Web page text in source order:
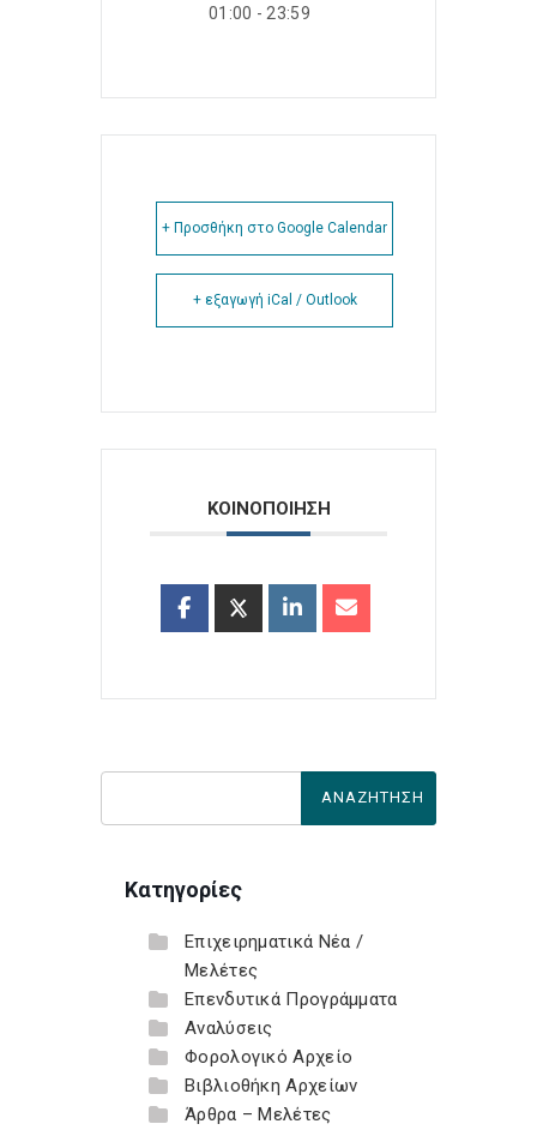
01:00 - 23:59
+ Προσθήκη στο Google Calendar
+ εξαγωγή iCal / Outlook
ΚΟΙΝΟΠΟΙΗΣΗ
Κατηγορίες
Επιχειρηματικά Νέα /
Μελέτες
Επενδυτικά Προγράμματα
Αναλύσεις
Φορολογικό Αρχείο
Βιβλιοθήκη Αρχείων
Άρθρα – Μελέτες